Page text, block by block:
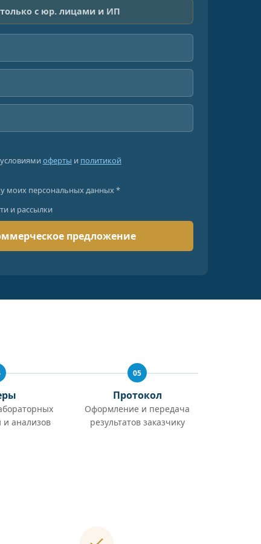
с юр. лицами и ИП
оферты и политикой
моих персональных данных *
и рассылки
и анализов
05
Протокол
Оформление и передача
результатов заказчику